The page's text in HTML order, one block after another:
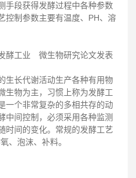
手段获得发酵过程中各种参数
控制参数主要有温度、PH、溶
工业 微生物研究论文发表
长代谢活动生产各种有用物
生物为主，习惯上称为发酵工
一个非常复杂的多相共存的动
中间控制，必须采用各种监测
时间的变化。常规的发酵工艺
、泡沫、补料。